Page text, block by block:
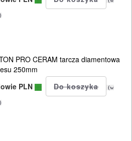
PRO CERAM tarcza diamentowa
250mm
PLN
(w